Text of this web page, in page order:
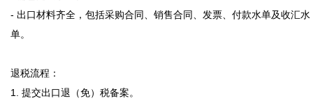
- 出口材料齐全，包括采购合同、销售合同、发票、付款水单及收汇水
单。
退税流程：
1. 提交出口退（免）税备案。